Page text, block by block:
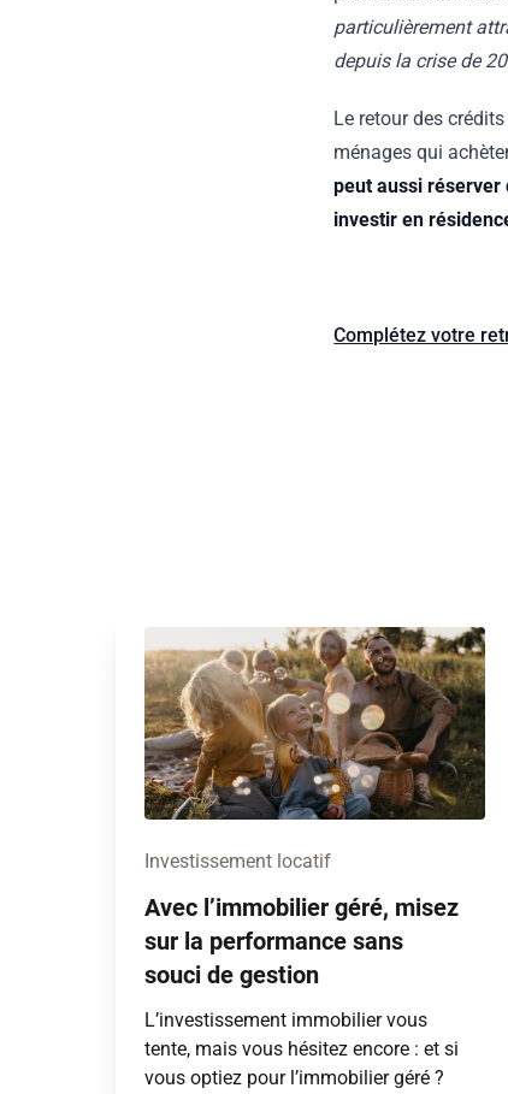
particulièrement
depuis la crise de
Le retour des
ménages qui
peut aussi réserver
investir en
Complétez votre
Investissement locatif
Avec l’immobilier géré, misez
sur la performance sans
souci de gestion
L’investissement immobilier vous
tente, mais vous hésitez encore : et si
vous optiez pour l’immobilier géré ?